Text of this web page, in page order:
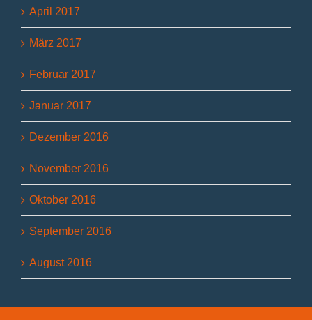
April 2017
März 2017
Februar 2017
Januar 2017
Dezember 2016
November 2016
Oktober 2016
September 2016
August 2016